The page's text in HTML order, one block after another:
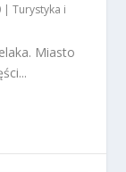
|Turystyka i
Miasto